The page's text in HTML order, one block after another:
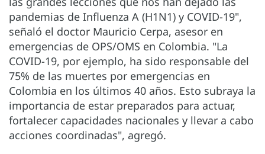
pandemias de Influenza A (H1N1) y COVID-19",
señaló el doctor Mauricio Cerpa, asesor en
emergencias de OPS/OMS en Colombia. "La
COVID-19, por ejemplo, ha sido responsable del
75% de las muertes por emergencias en
Colombia en los últimos 40 años. Esto subraya la
importancia de estar preparados para actuar,
fortalecer capacidades nacionales y llevar a cabo
acciones coordinadas", agregó.